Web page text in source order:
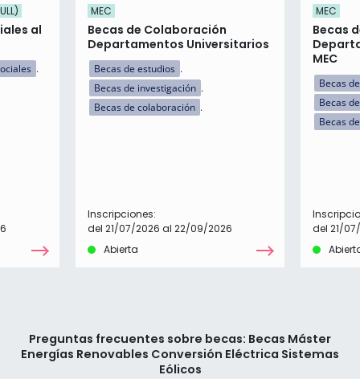
al
MEC
Becas de Colaboración
Departamentos Universitarios
Becas de estudios
Becas de investigación
Becas de colaboración
Inscripciones:
del 21/07/2026 al 22/09/2026
Abierta
MEC
Becas
MEC
Becas
Becas
Becas
del 21/
Preguntas frecuentes sobre becas: Becas Máster
Energías Renovables Conversión Eléctrica Sistemas
Eólicos